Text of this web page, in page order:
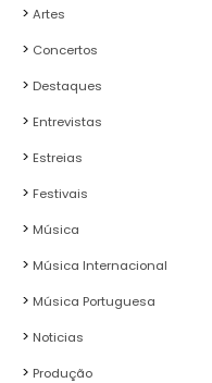
Artes
Concertos
Destaques
Entrevistas
Estreias
Festivais
Música
Música Internacional
Música Portuguesa
Noticias
Produção